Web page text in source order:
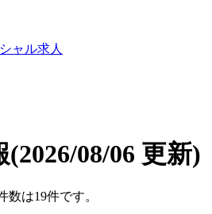
ャル求人
(2026/08/06 更新)
は19件です。